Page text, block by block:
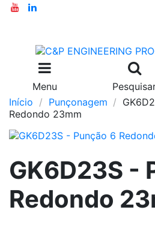
Menu
Início
Punçonagem
Redondo 23mm
GK6D23S -
Redondo